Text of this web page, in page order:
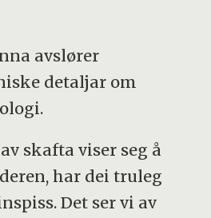
avslører
detaljar om
skafta viser seg å
har dei truleg
Det ser vi av